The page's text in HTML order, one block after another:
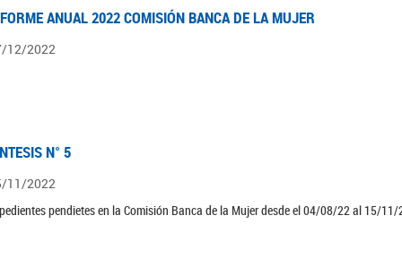
ANUAL 2022 COMISIÓN BANCA DE LA MUJER
12/2022
N° 5
11/2022
pendietes en la Comisión Banca de la Mujer desde el 04/08/22 al 15/